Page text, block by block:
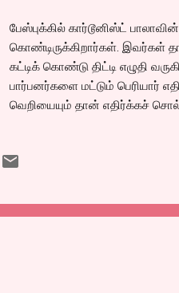
பேஸ்புக்கில் கார்டூனிஸ்ட்
கொண்டிருக்கிறார்கள். இவர்கள்
கட்டிக் கொண்டு திட்டி எழுதி
பார்பனர்களை மட்டும் பெரியார்
வெறியையும் தான் எதிர்க்கச்
சொல்லியிருப்பதாய் எனக்கு
நிர்பந்தம் அவருக்கு
சொல்லணும் போலருக்கே..